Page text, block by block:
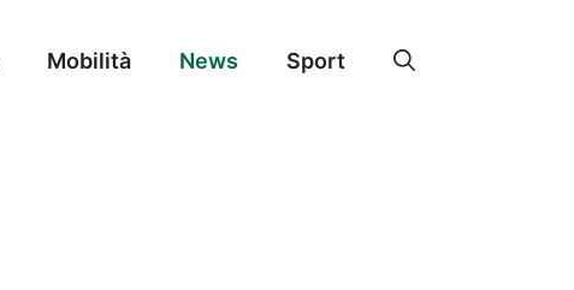
Mobilità News Sport